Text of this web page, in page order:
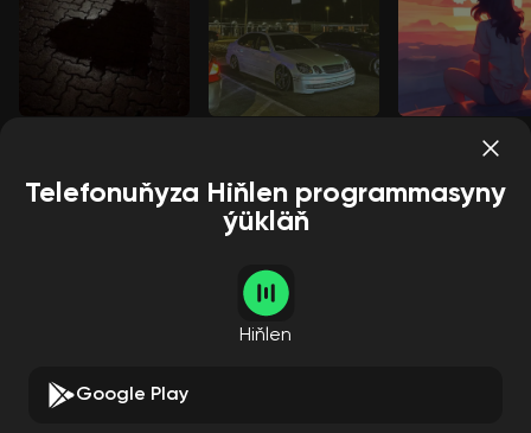
Telefonuňyza Hiňlen programmasyny
ýükläň
Hiňlen
Google Play